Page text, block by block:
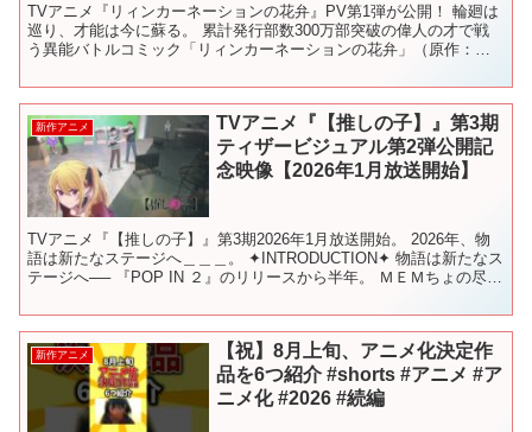
TVアニメ『リィンカーネーションの花弁』PV第1弾が公開！ 輪廻は
巡り、才能は今に蘇る。 累計発行部数300万部突破の偉人の才で戦
う異能バトルコミック「リィンカーネーションの花弁」（原作：小
新作アニメ
TVアニメ『【推しの子】』第3期
ティザービジュアル第2弾公開記
念映像【2026年1月放送開始】
TVアニメ『【推しの子】』第3期2026年1月放送開始。 2026年、物
語は新たなステージへ＿＿＿。 ✦INTRODUCTION✦ 物語は新たなス
テージへ── 『POP IN ２』のリリースから半年。 ＭＥＭちょの尽力
新作アニメ
【祝】8月上旬、アニメ化決定作
品を6つ紹介 #shorts #アニメ #ア
ニメ化 #2026 #続編